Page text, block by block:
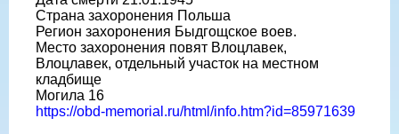
Страна захоронения Польша
Регион захоронения Быдгощское воев.
Место захоронения повят Влоцлавек,
Влоцлавек, отдельный участок на местном
кладбище
Могила 16
https://obd-memorial.ru/html/info.htm?id=85971639